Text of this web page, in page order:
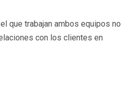
que trabajan ambos equipos no
con los clientes en